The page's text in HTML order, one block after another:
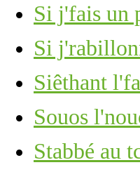
Si j'fais un
Si
Siêthant
Souos
Stabbé au